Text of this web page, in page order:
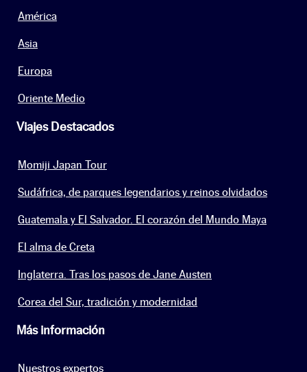
América
Asia
Europa
Oriente Medio
Viajes Destacados
Momiji Japan Tour
Sudáfrica, de parques legendarios y reinos olvidados
Guatemala y El Salvador. El corazón del Mundo Maya
El alma de Creta
Inglaterra. Tras los pasos de Jane Austen
Corea del Sur, tradición y modernidad
Más información
Nuestros expertos